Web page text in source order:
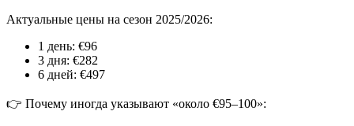
Актуальные цены на сезон 2025/2026:
1 день: €96
3 дня: €282
6 дней: €497
👉 Почему иногда указывают «около €95–100»: